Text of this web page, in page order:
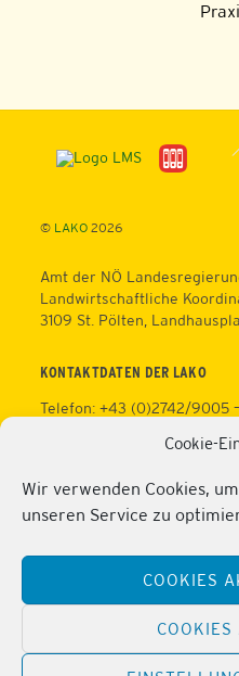
Cookie-
Wir verwenden Cookies,
unseren Service zu
COOKIES
COOKIES
© LAKO2026
Amt der NÖ
Landwirtschaftliche
3109 St. Pölten,
KONTAKTDATEN DER LAKO
Telefon: +43 (0)2742/9005
https://lako.at
Datenschutz
Impressum
Telefon: +43 (0)2286/2202
Mobil: +43 (0)676/81213100
Fax: +43 (0)2286/2202/22
https://lako.at/lako-